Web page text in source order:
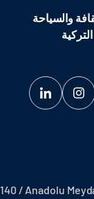
والسياحة
/ Anadolu